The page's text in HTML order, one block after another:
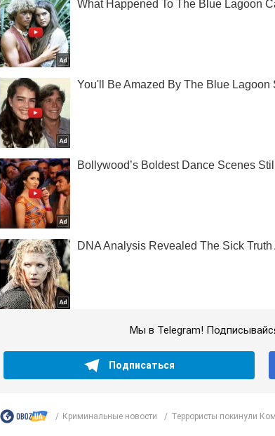
Мы в Telegram!
Подписаться
Криминальные новости Террористы покинули